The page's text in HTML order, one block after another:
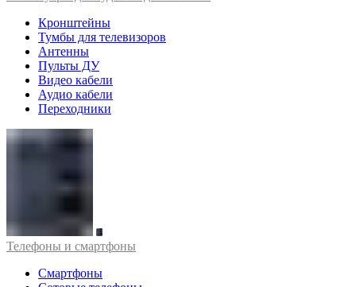
Кронштейны
Тумбы для телевизоров
Антенны
Пульты ДУ
Видео кабели
Аудио кабели
Переходники
Телефоны и смартфоны
Смартфоны